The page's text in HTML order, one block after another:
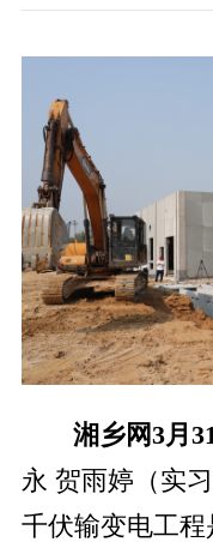
湘乡网3月
永 贺雨婷（实
千伏输变电工程